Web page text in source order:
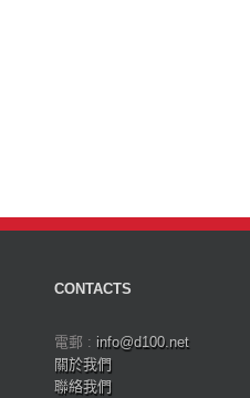
CONTACTS
電郵 : info@d100.net
關於我們
聯絡我們